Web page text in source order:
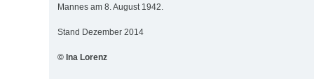
Mannes am 8. August 1942.
Stand Dezember 2014
© Ina Lorenz